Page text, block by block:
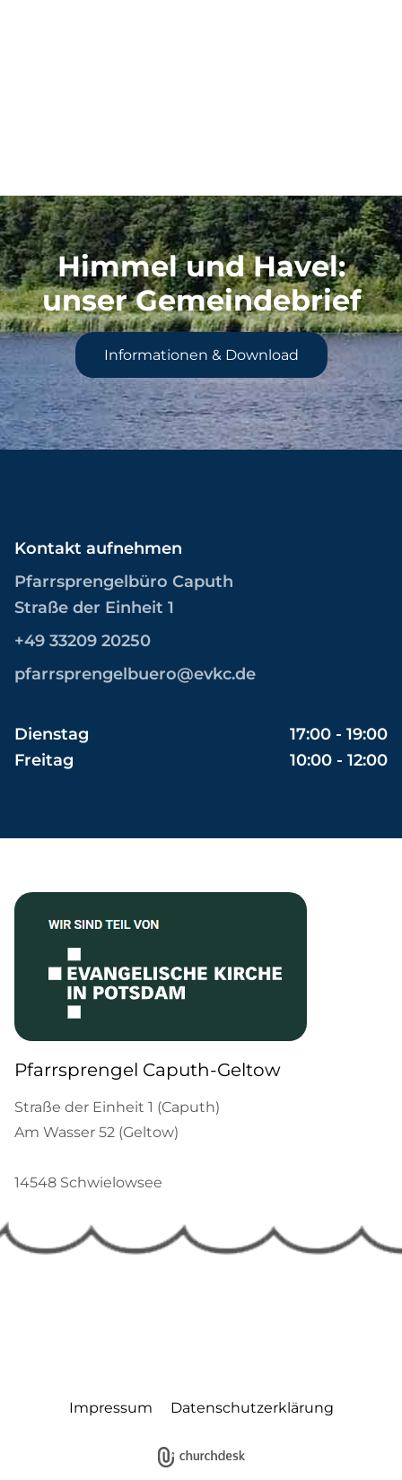
Himmel und Havel:
unser Gemeindebrief
Informationen & Download
Kontakt aufnehmen
Pfarrsprengelbüro Caputh
Straße der Einheit 1
+49 33209 20250
pfarrsprengelbuero@evkc.de
Dienstag
17:00 - 19:00
Freitag
10:00 - 12:00
Pfarrsprengel Caputh-Geltow
Straße der Einheit 1 (Caputh)
Am Wasser 52 (Geltow)
14548 Schwielowsee
Impressum Datenschutzerklärung